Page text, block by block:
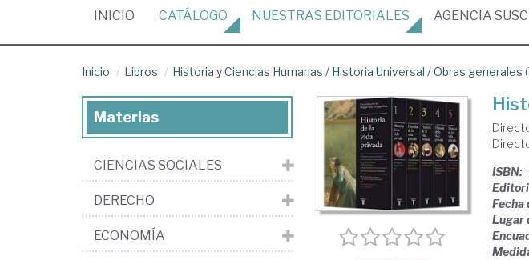
INICIO (CURRENT)
CATÁLOGO NUESTRAS EDITORIALES AGENCIA
Inicio Libros Historia y Ciencias Humanas / Historia Universal /Obras generales
ISBN:
Fecha
Lugar
Materias
CIENCIAS SOCIALES
DERECHO
ECONOMÍA